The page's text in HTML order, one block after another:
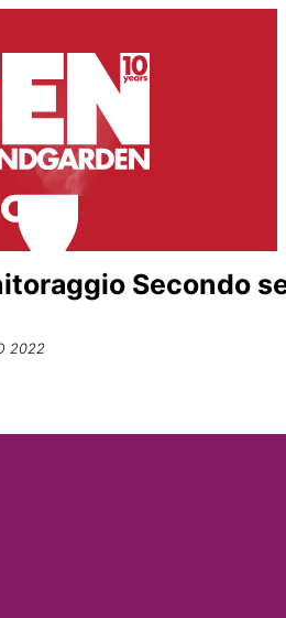
Secondo
2022